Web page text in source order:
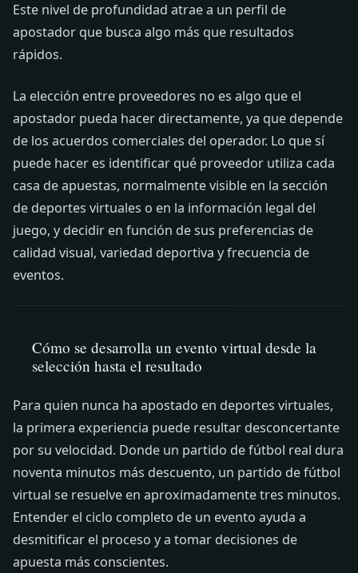
Este nivel de profundidad atrae a un perfil de
apostador que busca algo más que resultados
rápidos.
La elección entre proveedores no es algo que el
apostador pueda hacer directamente, ya que depende
de los acuerdos comerciales del operador. Lo que sí
puede hacer es identificar qué proveedor utiliza cada
casa de apuestas, normalmente visible en la sección
de deportes virtuales o en la información legal del
juego, y decidir en función de sus preferencias de
calidad visual, variedad deportiva y frecuencia de
eventos.
Cómo se desarrolla un evento virtual desde la
selección hasta el resultado
Para quien nunca ha apostado en deportes virtuales,
la primera experiencia puede resultar desconcertante
por su velocidad. Donde un partido de fútbol real dura
noventa minutos más descuento, un partido de fútbol
virtual se resuelve en aproximadamente tres minutos.
Entender el ciclo completo de un evento ayuda a
desmitificar el proceso y a tomar decisiones de
apuesta más conscientes.